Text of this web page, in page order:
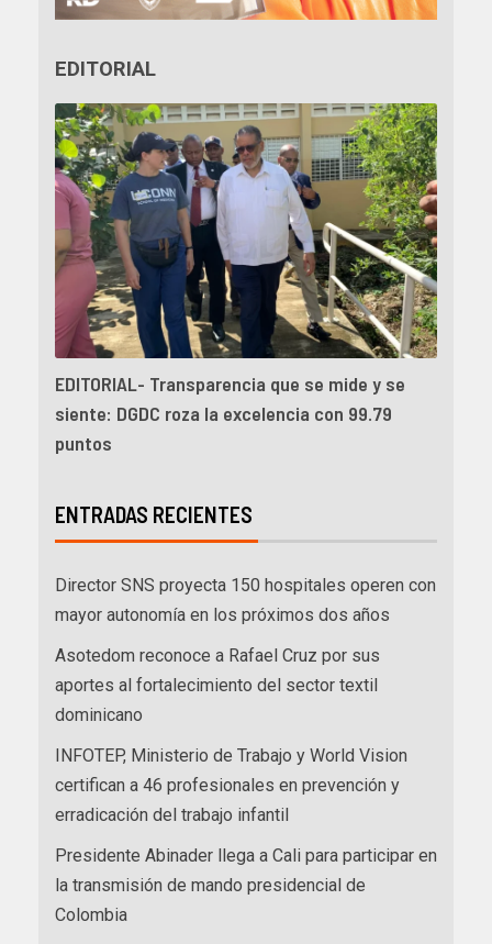
EDITORIAL
EDITORIAL- Transparencia que se mide y se
siente: DGDC roza la excelencia con 99.79
puntos
ENTRADAS RECIENTES
Director SNS proyecta 150 hospitales operen con
mayor autonomía en los próximos dos años
Asotedom reconoce a Rafael Cruz por sus
aportes al fortalecimiento del sector textil
dominicano
INFOTEP, Ministerio de Trabajo y World Vision
certifican a 46 profesionales en prevención y
erradicación del trabajo infantil
Presidente Abinader llega a Cali para participar en
la transmisión de mando presidencial de
Colombia